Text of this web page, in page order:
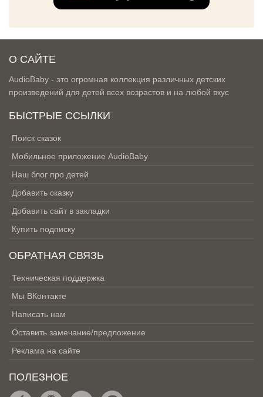
О САЙТЕ
AudioBaby - это огромная коллекция различных детских
произведений для детей всех возрастов и на любой вкус
БЫСТРЫЕ ССЫЛКИ
Поиск сказок
Мобильное приложение AudioBaby
Наш блог про детей
Добавить сказку
Добавить сайт в закладки
Купить подписку
ОБРАТНАЯ СВЯЗЬ
Техническая поддержка
Мы ВКонтакте
Написать нам
Оставить замечание/предложение
Реклама на сайте
ПОЛЕЗНОЕ